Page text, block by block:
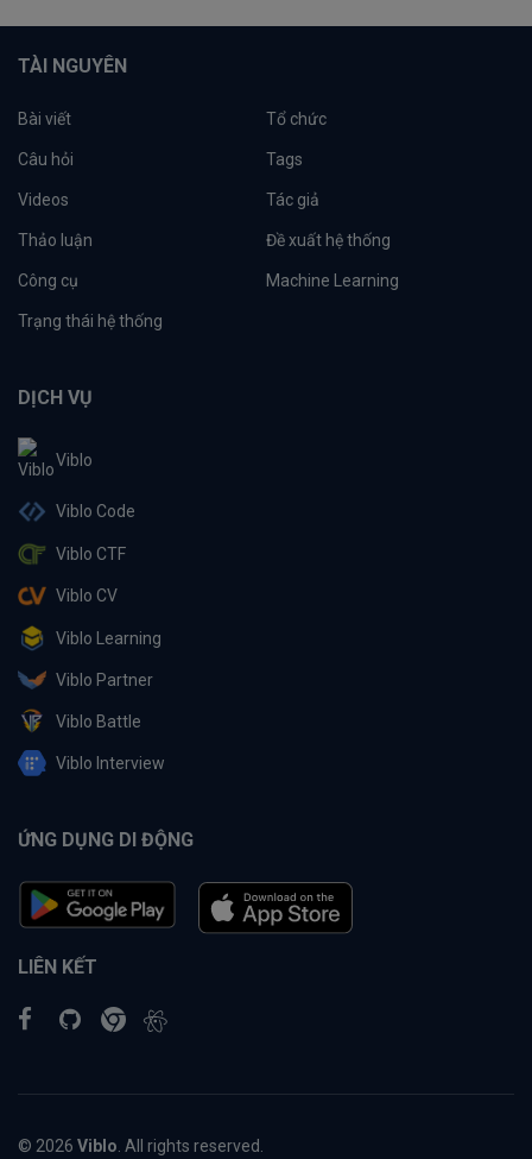
TÀI NGUYÊN
Bài viết Tổ chức
Câu hỏi Tags
Videos Tác giả
Thảo luận Đề xuất hệ thống
Công cụ Machine Learning
Trạng thái hệ thống
DỊCH VỤ
Viblo
Viblo Code
Viblo CTF
Viblo CV
Viblo Learning
Viblo Partner
Viblo Battle
Viblo Interview
ỨNG DỤNG DI ĐỘNG
LIÊN KẾT
© 2026 Viblo . All rights reserved.